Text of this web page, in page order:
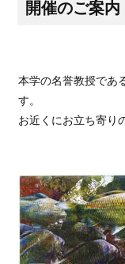
開催のご案内
本学の名誉教授であ
す。
お近くにお立ち寄り